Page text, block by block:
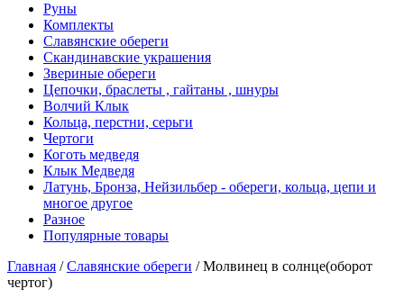
Руны
Комплекты
Славянские обереги
Скандинавские украшения
Звериные обереги
Цепочки, браслеты , гайтаны , шнуры
Волчий Клык
Кольца, перстни, серьги
Чертоги
Коготь медведя
Клык Медведя
Латунь, Бронза, Нейзильбер - обереги, кольца, цепи и
многое другое
Разное
Популярные товары
Главная /Славянские обереги / Молвинец в солнце(оборот
чертог)